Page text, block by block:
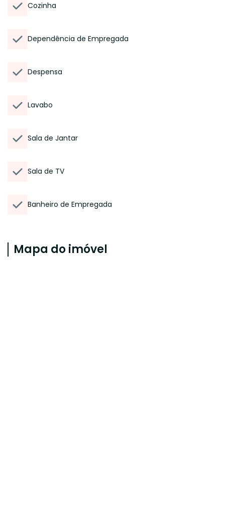
Cozinha
Dependência de Empregada
Despensa
Lavabo
Sala de Jantar
Sala de TV
Banheiro de Empregada
Mapa do imóvel